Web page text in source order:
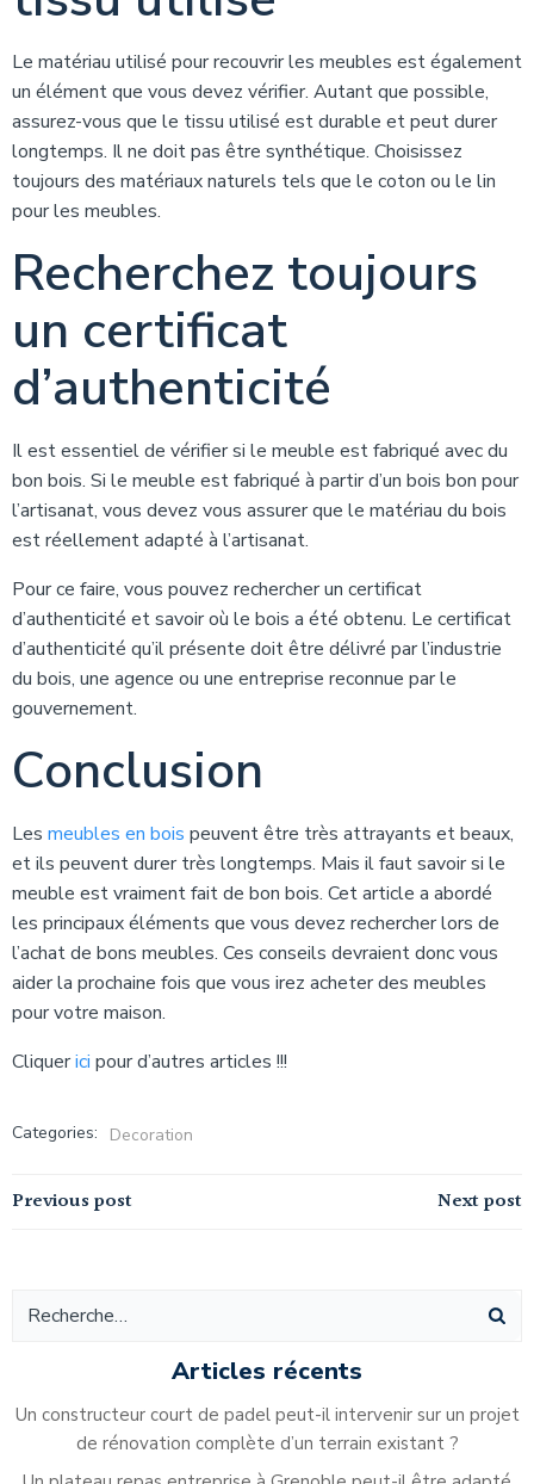
Le matériau utilisé pour recouvrir les meubles est également
un élément que vous devez vérifier. Autant que possible,
assurez-vous que le tissu utilisé est durable et peut durer
longtemps. Il ne doit pas être synthétique. Choisissez
toujours des matériaux naturels tels que le coton ou le lin
pour les meubles.
Recherchez toujours
un certificat
d’authenticité
Il est essentiel de vérifier si le meuble est fabriqué avec du
bon bois. Si le meuble est fabriqué à partir d’un bois bon pour
l’artisanat, vous devez vous assurer que le matériau du bois
est réellement adapté à l’artisanat.
Pour ce faire, vous pouvez rechercher un certificat
d’authenticité et savoir où le bois a été obtenu. Le certificat
d’authenticité qu’il présente doit être délivré par l’industrie
du bois, une agence ou une entreprise reconnue par le
gouvernement.
Conclusion
Les meubles en bois peuvent être très attrayants et beaux,
et ils peuvent durer très longtemps. Mais il faut savoir si le
meuble est vraiment fait de bon bois. Cet article a abordé
les principaux éléments que vous devez rechercher lors de
l’achat de bons meubles. Ces conseils devraient donc vous
aider la prochaine fois que vous irez acheter des meubles
pour votre maison.
Cliquerici pour d’autres articles !!!
Categories: Decoration
Navigation
l’article
Previous post Navigation
Next post
Articles récents
Un constructeur court de padel peut-il intervenir sur un projet
de rénovation complète d’un terrain existant ?